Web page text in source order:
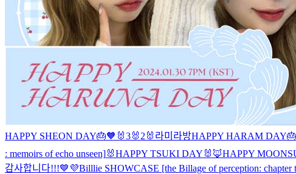
HAPPY SHEON DAY🎂🧡 🐰3🐰2 🐰 라미라방HAPPY HARAM
: memoirs of echo unseen]🐰HAPPY TSUKI DAY🐰 🦊HAPPY
감사합니다!!!💙💜Billlie SHOWCASE [the Billage of perception: chapter